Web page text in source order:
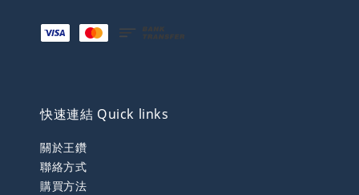
快速連結 Quick links
關於王鑽
聯絡方式
購買方法